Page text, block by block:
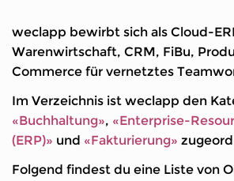
weclapp bewirbt sich als Cloud-
Warenwirtschaft, CRM, FiBu,
Commerce für vernetztes
Im Verzeichnis ist weclapp den
«Buchhaltung», «Enterprise-
(ERP)» und «Fakturierung»
Folgend findest du eine Liste von